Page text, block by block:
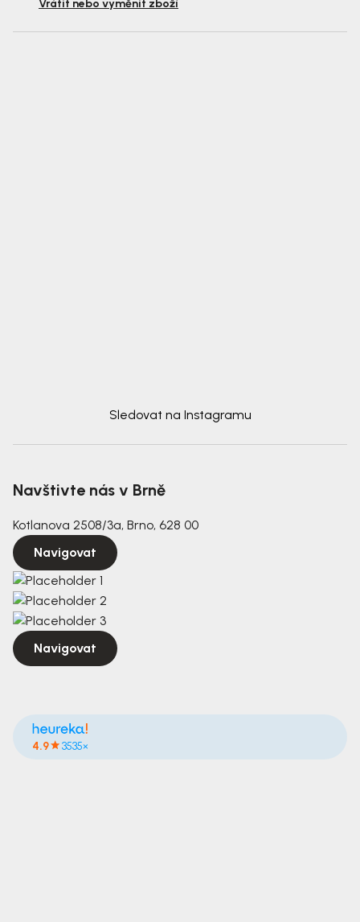
Vrátit nebo vyměnit zboží
Sledovat na Instagramu
Navštivte nás v Brně
Kotlanova 2508/3a, Brno, 628 00
Navigovat
Navigovat
4.9 3535×